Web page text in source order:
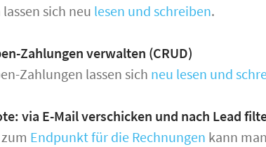
lassen sich neu lesen und schreiben.
Zahlungen verwalten (CRUD)
Zahlungen lassen sich neu lesen und
via E-Mail verschicken und nach Lead
Endpunkt für die Rechnungen kann